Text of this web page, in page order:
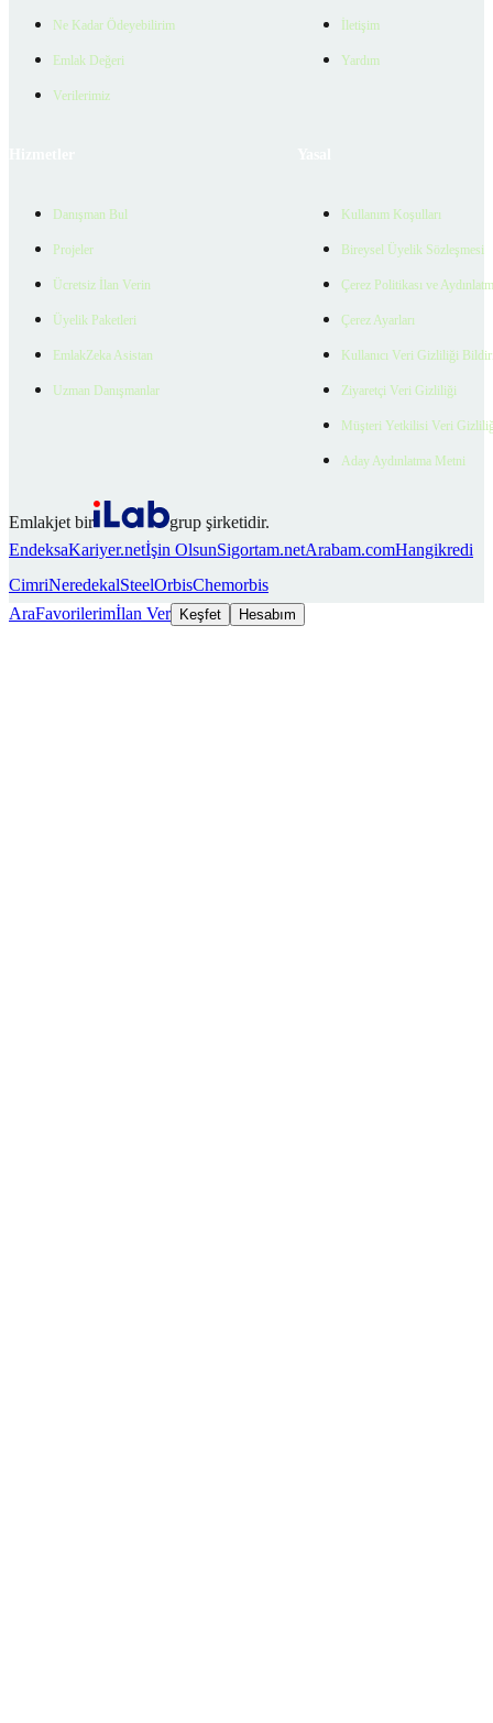
Ne Kadar Ödeyebilirim
Emlak Değeri
Verilerimiz
İletişim
Yardım
Danışman Bul
Projeler
Ücretsiz İlan Verin
Üyelik Paketleri
EmlakZeka Asistan
Uzman Danışmanlar
Kullanım Koşulları
Bireysel Üyelik Sözleşmesi
Çerez Politikası ve
Çerez Ayarları
Kullanıcı Veri Gizliliği
Ziyaretçi Veri Gizliliği
Müşteri Yetkilisi Veri
Aday Aydınlatma Metni
Emlakjet bir
grup şirketidir.
EndeksaKariyer.netİşin OlsunSigortam.netArabam.comHangikredi
CimriNeredekalSteelOrbisChemorbis
AraFavorilerimİlan Ver Keşfet Hesabım